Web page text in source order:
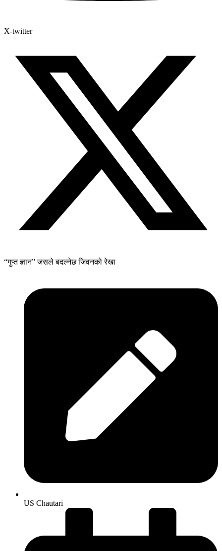
X-twitter
“गुप्त ज्ञान” जसले बदल्नेछ जिवनको रेखा
US Chautari